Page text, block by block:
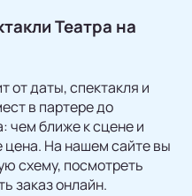
Театра на
от даты, спектакля и
в партере до
чем ближе к сцене и
На нашем сайте вы
схему, посмотреть
заказ онлайн.